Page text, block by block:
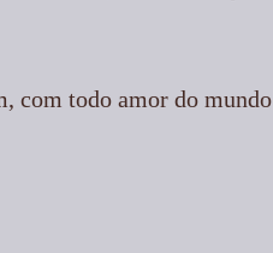
com todo amor do mundo